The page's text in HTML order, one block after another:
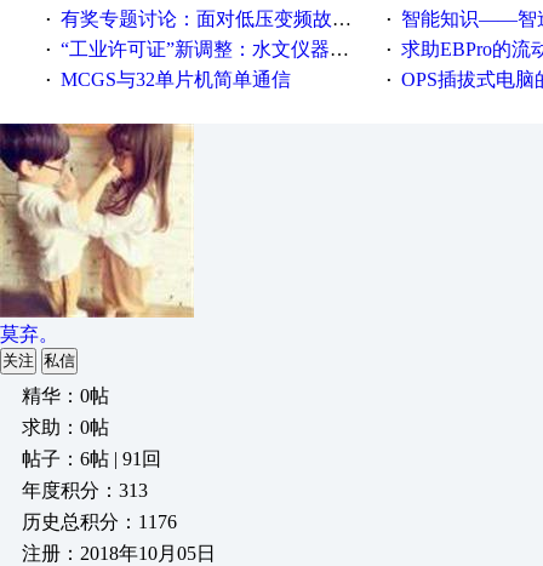
· 有奖专题讨论：面对低压变频故障，老手是这样解决的！ · 智能知识——智造时代，
· “工业许可证”新调整：水文仪器等19类产品取消事前生产许可 · 求助EBPro的流
· MCGS与32单片机简单通信 · OPS插拔式电脑
莫弃。
关注 私信
精华：0帖
求助：0帖
帖子：6帖 | 91回
年度积分：313
历史总积分：1176
注册：2018年10月05日